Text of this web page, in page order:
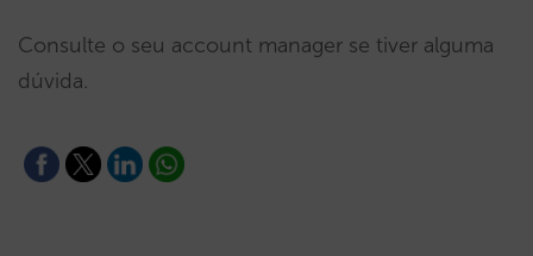
Consulte o seu account manager se tiver alguma
dúvida.